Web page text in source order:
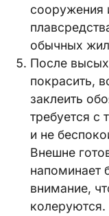
сооружения
обычных
После
покрасить,
заклеить
требуется с
и не
Внешне
напоминает
внимание,